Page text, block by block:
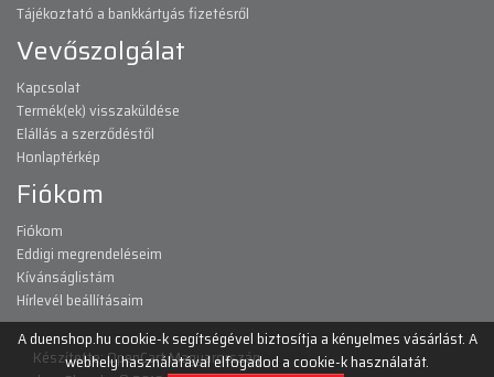
Tájékoztató a bankkártyás fizetésről
Vevőszolgálat
Kapcsolat
Termék(ek) visszaküldése
Elállás a szerződéstől
Honlaptérkép
Fiókom
Fiókom
Eddigi megrendeléseim
Kívánságlistám
Hírlevél beállításaim
Készítette:OpenCart Magyarország
A duenshop.hu cookie-k segítségével biztosítja a kényelmes vásárlást. A
webhely használatával elfogadod a cookie-k használatát.